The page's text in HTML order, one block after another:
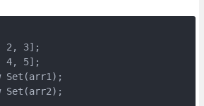
2, 3];
4, 5];
Set(arr1);
Set(arr2);